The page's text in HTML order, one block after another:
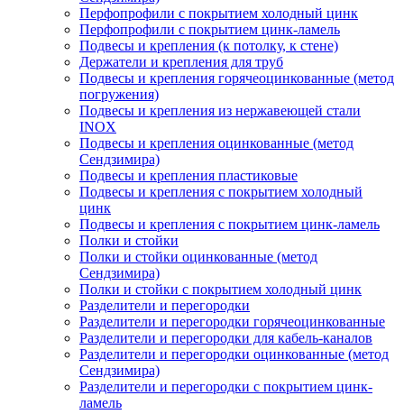
Перфопрофили с покрытием холодный цинк
Перфопрофили с покрытием цинк-ламель
Подвесы и крепления (к потолку, к стене)
Держатели и крепления для труб
Подвесы и крепления горячеоцинкованные (метод
погружения)
Подвесы и крепления из нержавеющей стали
INOX
Подвесы и крепления оцинкованные (метод
Сендзимира)
Подвесы и крепления пластиковые
Подвесы и крепления с покрытием холодный
цинк
Подвесы и крепления с покрытием цинк-ламель
Полки и стойки
Полки и стойки оцинкованные (метод
Сендзимира)
Полки и стойки с покрытием холодный цинк
Разделители и перегородки
Разделители и перегородки горячеоцинкованные
Разделители и перегородки для кабель-каналов
Разделители и перегородки оцинкованные (метод
Сендзимира)
Разделители и перегородки с покрытием цинк-
ламель